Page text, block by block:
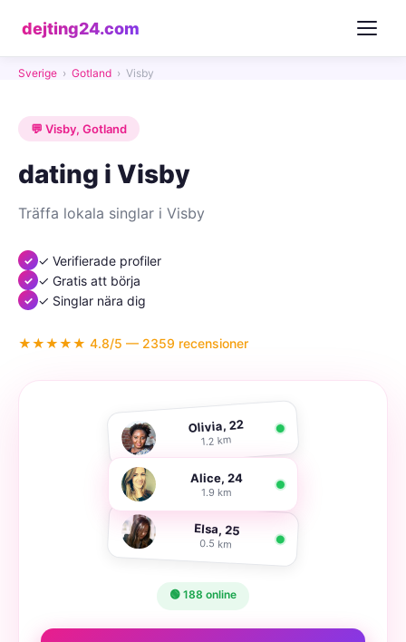
dejting24.com
Sverige › Gotland › Visby
💬 Visby, Gotland
dating i Visby
Träffa lokala singlar i Visby
✓ Verifierade profiler
✓ Gratis att börja
✓ Singlar nära dig
★★★★★ 4.8/5 — 2359 recensioner
Olivia, 22
1.2 km
Alice, 24
1.9 km
Elsa, 25
0.5 km
🟢 188 online